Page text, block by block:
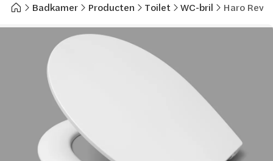
Badkamer Producten Toilet WC-bril Haro